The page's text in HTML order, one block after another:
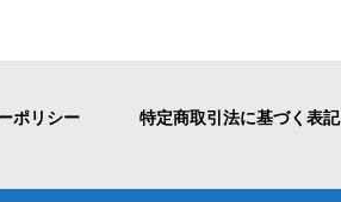
ポリシー 特定商取引法に基づく表記